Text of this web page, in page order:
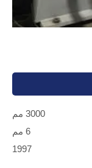
3000 مم
6 مم
1997